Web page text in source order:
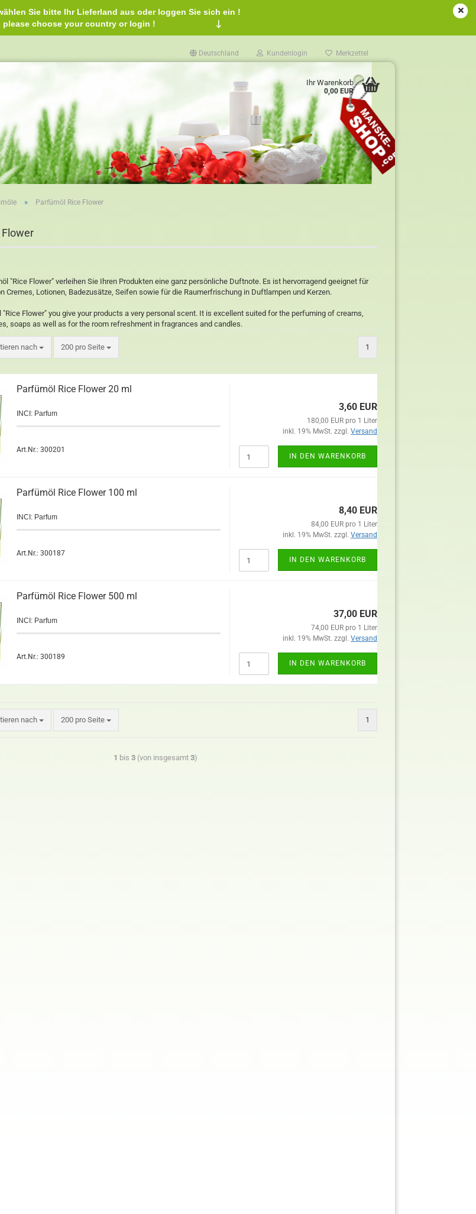
Deutschland Kundenlogin Merkzettel
Ihr Warenkorb
0,00 EUR
Sie bitte Ihr Lieferland aus oder loggen Sie sich ein !
please choose your country or login !
↓
» Parfümöl Rice Flower
"Rice Flower" verleihen Sie Ihren Produkten eine ganz persönliche Duftnote. Es ist hervorragend geeignet für
Cremes, Lotionen, Badezusätze, Seifen sowie für die Raumerfrischung in Duftlampen und Kerzen.
Flower" you give your products a very personal scent. It is excellent suited for the perfuming of creams,
soaps as well as for the room refreshment in fragrances and candles.
nach 200 pro Seite 1
Parfümöl Rice Flower 20 ml
INCI: Parfum
Art.Nr.: 300201
3,60 EUR
180,00 EUR pro 1 Liter
inkl. 19% MwSt. zzgl. Versand
IN DEN WARENKORB
Parfümöl Rice Flower 100 ml
INCI: Parfum
Art.Nr.: 300187
8,40 EUR
84,00 EUR pro 1 Liter
inkl. 19% MwSt. zzgl. Versand
IN DEN WARENKORB
Parfümöl Rice Flower 500 ml
INCI: Parfum
Art.Nr.: 300189
37,00 EUR
74,00 EUR pro 1 Liter
inkl. 19% MwSt. zzgl. Versand
IN DEN WARENKORB
nach 200 pro Seite 1
1 bis 3 (von insgesamt 3)